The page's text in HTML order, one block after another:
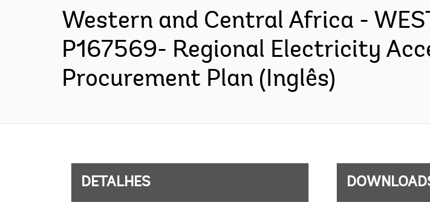
Western and Central Africa -
P167569- Regional Electricity
Procurement Plan (Inglês)
DETALHES